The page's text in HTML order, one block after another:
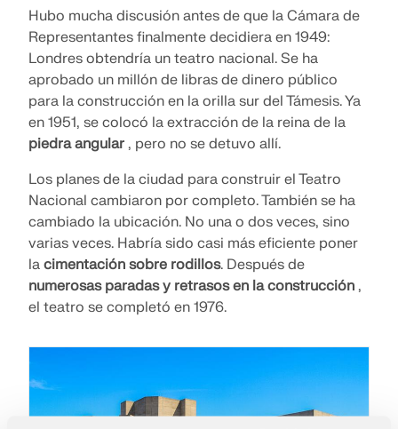
Hubo mucha discusión antes de que la Cámara de
Representantes finalmente decidiera en 1949:
Londres obtendría un teatro nacional. Se ha
aprobado un millón de libras de dinero público
para la construcción en la orilla sur del Támesis. Ya
en 1951, se colocó la extracción de la reina de la
piedra angular , pero no se detuvo allí.
Los planes de la ciudad para construir el Teatro
Nacional cambiaron por completo. También se ha
cambiado la ubicación. No una o dos veces, sino
varias veces. Habría sido casi más eficiente poner
la cimentación sobre rodillos. Después de
numerosas paradas y retrasos en la construcción ,
el teatro se completó en 1976.